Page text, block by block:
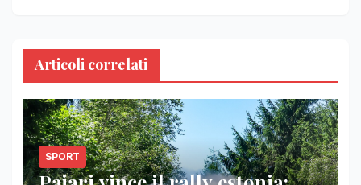
Articoli correlati
SPORT